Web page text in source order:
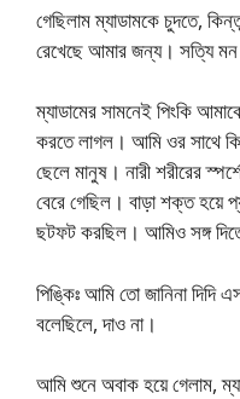
গেছিলাম ম্যাডামকে চুদতে,
রেখেছে আমার জন্য। সত্যি মন
ম্যাডামের সামনেই পিংকি
করতে লাগল। আমি ওর সাথে
ছেলে মানুষ। নারী শরীরের
বেরে গেছিল। বাড়া শক্ত হয়ে
ছটফট করছিল। আমিও সঙ্গ
পিঙ্কিঃ আমি তো জানিনা দিদি
বলেছিলে, দাও না।
আমি শুনে অবাক হয়ে গেলাম,